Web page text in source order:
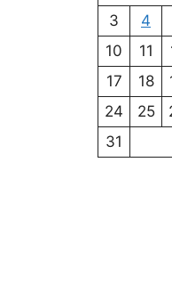
3
4
10
11
17
18
24
25
31